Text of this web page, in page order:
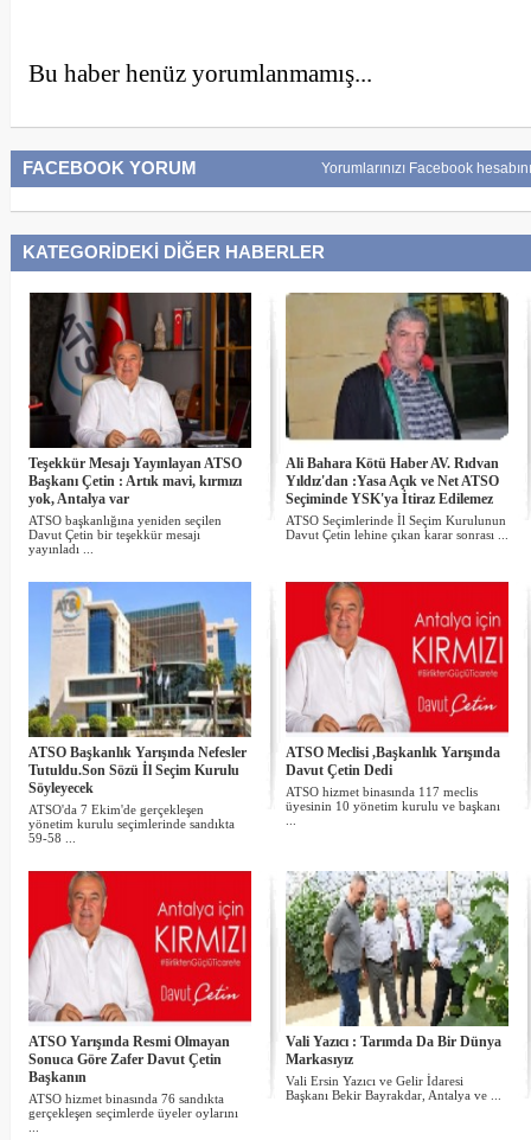
Bu haber henüz yorumlanmamış...
FACEBOOK YORUM Yorumlarınızı Facebook
KATEGORİDEKİ DİĞER HABERLER
Teşekkür Mesajı Yayınlayan ATSO
Başkanı Çetin : Artık mavi, kırmızı
yok, Antalya var
ATSO başkanlığına yeniden seçilen
Davut Çetin bir teşekkür mesajı
yayınladı ...
Ali Bahara Kötü Haber AV. Rıdvan
Yıldız'dan :Yasa Açık ve Net ATSO
Seçiminde YSK'ya İtiraz Edilemez
ATSO Seçimlerinde İl Seçim Kurulunun
Davut Çetin lehine çıkan karar sonrası ...
ATSO Başkanlık Yarışında Nefesler
Tutuldu.Son Sözü İl Seçim Kurulu
Söyleyecek
ATSO'da 7 Ekim'de gerçekleşen
yönetim kurulu seçimlerinde sandıkta
59-58 ...
ATSO Meclisi ,Başkanlık Yarışında
Davut Çetin Dedi
ATSO hizmet binasında 117 meclis
üyesinin 10 yönetim kurulu ve başkanı
ATSO Yarışında Resmi Olmayan
Sonuca Göre Zafer Davut Çetin
Başkanın
ATSO hizmet binasında 76 sandıkta
gerçekleşen seçimlerde üyeler oylarını
Vali Yazıcı : Tarımda Da Bir Dünya
Markasıyız
Vali Ersin Yazıcı ve Gelir İdaresi
Başkanı Bekir Bayrakdar, Antalya ve ...